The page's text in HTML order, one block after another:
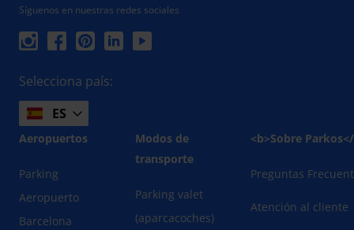
Síguenos en nuestras redes sociales
Selecciona país:
ES
Aeropuertos
Parking
Aeropuerto
Barcelona
Modos de
transporte
Parking valet
(aparcacoches)
<b>Sobre
Preguntas
Atención al cliente